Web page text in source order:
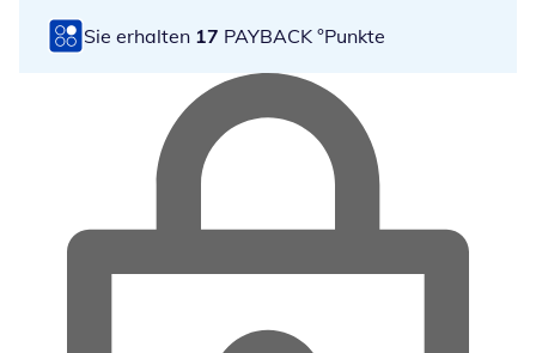
Sie erhalten 17 PAYBACK °Punkte